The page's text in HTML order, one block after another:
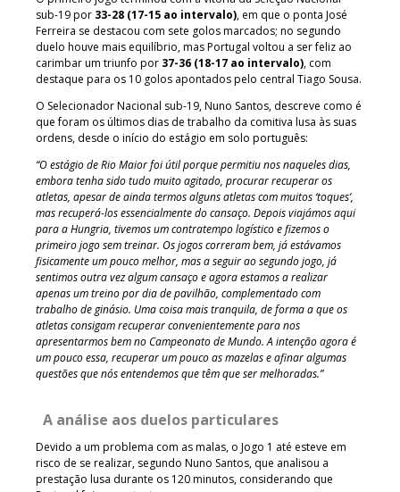
sub-19 por 33-28 (17-15 ao intervalo), em que o ponta José
Ferreira se destacou com sete golos marcados; no segundo
duelo houve mais equilíbrio, mas Portugal voltou a ser feliz ao
carimbar um triunfo por 37-36 (18-17 ao intervalo), com
destaque para os 10 golos apontados pelo central Tiago Sousa.
O Selecionador Nacional sub-19, Nuno Santos, descreve como é
que foram os últimos dias de trabalho da comitiva lusa às suas
ordens, desde o início do estágio em solo português:
“O estágio de Rio Maior foi útil porque permitiu nos naqueles dias,
embora tenha sido tudo muito agitado, procurar recuperar os
atletas, apesar de ainda termos alguns atletas com muitos ‘toques’,
mas recuperá-los essencialmente do cansaço. Depois viajámos aqui
para a Hungria, tivemos um contratempo logístico e fizemos o
primeiro jogo sem treinar. Os jogos correram bem, já estávamos
fisicamente um pouco melhor, mas a seguir ao segundo jogo, já
sentimos outra vez algum cansaço e agora estamos a realizar
apenas um treino por dia de pavilhão, complementado com
trabalho de ginásio. Uma coisa mais tranquila, de forma a que os
atletas consigam recuperar convenientemente para nos
apresentarmos bem no Campeonato de Mundo. A intenção agora é
um pouco essa, recuperar um pouco as mazelas e afinar algumas
questões que nós entendemos que têm que ser melhoradas.”
A análise aos duelos particulares
Devido a um problema com as malas, o Jogo 1 até esteve em
risco de se realizar, segundo Nuno Santos, que analisou a
prestação lusa durante os 120 minutos, considerando que